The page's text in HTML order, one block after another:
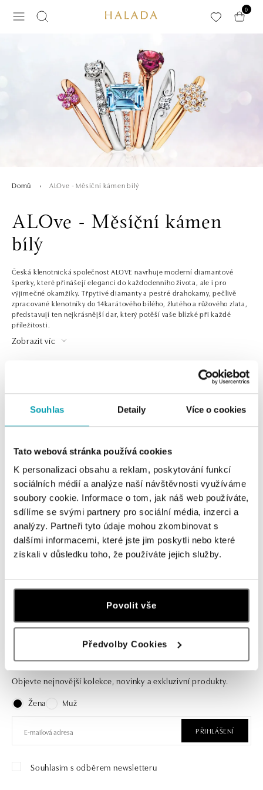
Souhlas Detaily Více o cookies
Tato webová stránka používá cookies
K personalizaci obsahu a reklam, poskytování funkcí
sociálních médií a analýze naší návštěvnosti využíváme
soubory cookie. Informace o tom, jak náš web používáte,
sdílíme se svými partnery pro sociální média, inzerci a
analýzy. Partneři tyto údaje mohou zkombinovat s
dalšími informacemi, které jste jim poskytli nebo které
získali v důsledku toho, že používáte jejich služby.
Povolit vše
Předvolby Cookies
0
Domů ALOve - Měsíční kámen bílý
ALOve - Měsíční kámen
bílý
Česká klenotnická společnost ALOVE navrhuje moderní diamantové
šperky, které přinášejí eleganci do každodenního života, ale i pro
výjimečné okamžiky. Třpytivé diamanty a pestré drahokamy, pečlivě
zpracované klenotníky do 14karátového bílého, žlutého a růžového zlata,
představují ten nejkrásnější dar, který potěší vaše blízké při každé
příležitosti.
Zobrazit víc
FILTR
ALOVE
Prsten s bílým měsíčním kamenem
Bonbon
od 19 130 Kč
ALOVE
Prsten s bílým měsíčním kamenem
Bonbon
od 21 453 Kč
Přihlaste se k odběru newsletteru
Objevte nejnovější kolekce, novinky a exkluzivní produkty.
Žena
Muž
PŘIHLÁŠENÍ
Souhlasím s odběrem newsletteru